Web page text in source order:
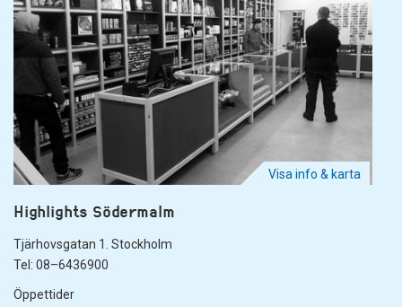
Visa info & karta
Highlights Södermalm
Tjärhovsgatan 1. Stockholm
Tel: 08–6436900
Öppettider